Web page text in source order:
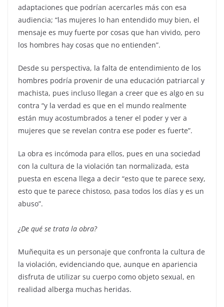
adaptaciones que podrían acercarles más con esa
audiencia; “las mujeres lo han entendido muy bien, el
mensaje es muy fuerte por cosas que han vivido, pero
los hombres hay cosas que no entienden”.
Desde su perspectiva, la falta de entendimiento de los
hombres podría provenir de una educación patriarcal y
machista, pues incluso llegan a creer que es algo en su
contra “y la verdad es que en el mundo realmente
están muy acostumbrados a tener el poder y ver a
mujeres que se revelan contra ese poder es fuerte”.
La obra es incómoda para ellos, pues en una sociedad
con la cultura de la violación tan normalizada, esta
puesta en escena llega a decir “esto que te parece sexy,
esto que te parece chistoso, pasa todos los días y es un
abuso”.
¿De qué se trata la obra?
Muñequita es un personaje que confronta la cultura de
la violación, evidenciando que, aunque en apariencia
disfruta de utilizar su cuerpo como objeto sexual, en
realidad alberga muchas heridas.